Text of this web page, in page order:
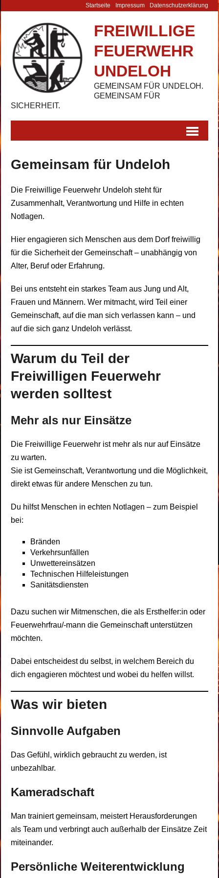
Startseite Impressum Datenschutz­erklärung
FREIWILLIGE
FEUERWEHR
UNDELOH
GEMEINSAM FÜR UNDELOH.
GEMEINSAM FÜR
SICHERHEIT.
Gemeinsam für Undeloh
Die Freiwillige Feuerwehr Undeloh steht für
Zusammenhalt, Verantwortung und Hilfe in echten
Notlagen.
Hier engagieren sich Menschen aus dem Dorf freiwillig
für die Sicherheit der Gemeinschaft – unabhängig von
Alter, Beruf oder Erfahrung.
Bei uns entsteht ein starkes Team aus Jung und Alt,
Frauen und Männern. Wer mitmacht, wird Teil einer
Gemeinschaft, auf die man sich verlassen kann – und
auf die sich ganz Undeloh verlässt.
Warum du Teil der
Freiwilligen Feuerwehr
werden solltest
Mehr als nur Einsätze
Die Freiwillige Feuerwehr ist mehr als nur auf Einsätze
zu warten.
Sie ist Gemeinschaft, Verantwortung und die Möglichkeit,
direkt etwas für andere Menschen zu tun.
Du hilfst Menschen in echten Notlagen – zum Beispiel
bei:
Bränden
Verkehrsunfällen
Unwettereinsätzen
Technischen Hilfeleistungen
Sanitätsdiensten
Dazu suchen wir Mitmenschen, die als Ersthelfer:in oder
Feuerwehrfrau/-mann die Gemeinschaft unterstützen
möchten.
Dabei entscheidest du selbst, in welchem Bereich du
dich engagieren möchtest und wobei du helfen willst.
Was wir bieten
Sinnvolle Aufgaben
Das Gefühl, wirklich gebraucht zu werden, ist
unbezahlbar.
Kameradschaft
Man trainiert gemeinsam, meistert Herausforderungen
als Team und verbringt auch außerhalb der Einsätze Zeit
miteinander.
Persönliche Weiterentwicklung